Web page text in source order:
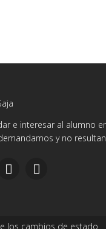
e interesar al alumno
y no
los cambios de estado